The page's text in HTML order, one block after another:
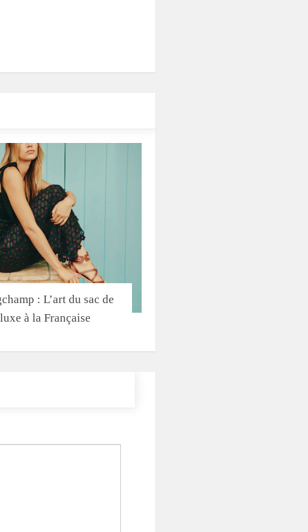
: L’art du sac de
luxe à la Française